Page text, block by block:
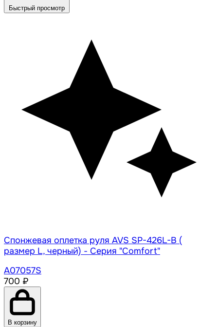
Быстрый просмотр
Спонжевая оплетка руля AVS SP-426L-B (
размер L, черный) - Серия "Comfort"
A07057S
700 ₽
В корзину